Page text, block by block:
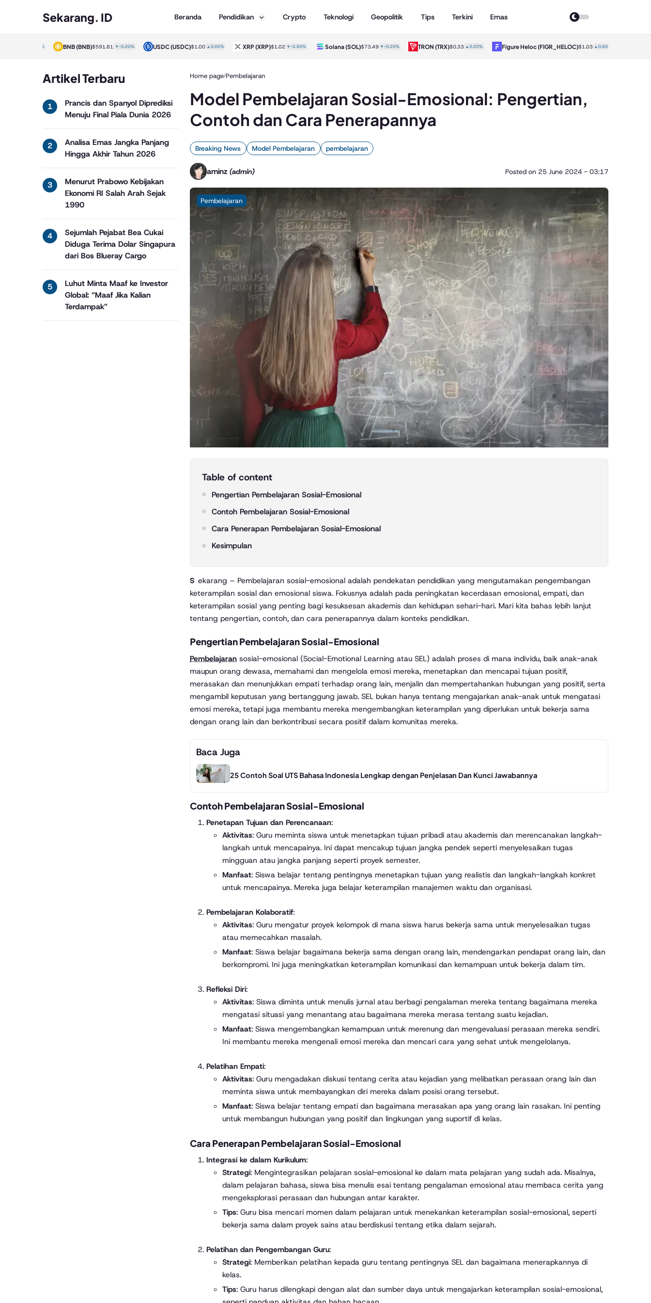
Sekarang. ID Beranda Pendidikan Crypto Teknologi Geopolitik Tips Terkini Emas
BNB(BNB)$591.81 ▼-0.20% USDC(USDC)$1.00 ▲0.00% XRP(XRP)$1.02 ▼-2.90% Solana(SOL)$73.49▼-0.20% TRON(TRX)$0.33▲0.20% Figure Heloc(FIGR_HELOC)$1.03 ▲0.80%
Artikel Terbaru
Prancis dan Spanyol Diprediksi
Menuju Final Piala Dunia 2026
Analisa Emas Jangka Panjang
Hingga Akhir Tahun 2026
Menurut Prabowo Kebijakan
Ekonomi RI Salah Arah Sejak
1990
Sejumlah Pejabat Bea Cukai
Diduga Terima Dolar Singapura
dari Bos Blueray Cargo
Luhut Minta Maaf ke Investor
Global: “Maaf Jika Kalian
Terdampak”
Home page/Pembelajaran
Model Pembelajaran Sosial-Emosional: Pengertian,
Contoh dan Cara Penerapannya
Breaking News Model Pembelajaran pembelajaran
aminz (admin) Posted on 25 June 2024 - 03:17
Pembelajaran
Table of content
Pengertian Pembelajaran Sosial-Emosional
Contoh Pembelajaran Sosial-Emosional
Cara Penerapan Pembelajaran Sosial-Emosional
Kesimpulan
Sekarang – Pembelajaran sosial-emosional adalah pendekatan pendidikan yang mengutamakan pengembangan
keterampilan sosial dan emosional siswa. Fokusnya adalah pada peningkatan kecerdasan emosional, empati, dan
keterampilan sosial yang penting bagi kesuksesan akademis dan kehidupan sehari-hari. Mari kita bahas lebih lanjut
tentang pengertian, contoh, dan cara penerapannya dalam konteks pendidikan.
Pengertian Pembelajaran Sosial-Emosional
Pembelajaran sosial-emosional (Social-Emotional Learning atau SEL) adalah proses di mana individu, baik anak-anak
maupun orang dewasa, memahami dan mengelola emosi mereka, menetapkan dan mencapai tujuan positif,
merasakan dan menunjukkan empati terhadap orang lain, menjalin dan mempertahankan hubungan yang positif, serta
mengambil keputusan yang bertanggung jawab. SEL bukan hanya tentang mengajarkan anak-anak untuk mengatasi
emosi mereka, tetapi juga membantu mereka mengembangkan keterampilan yang diperlukan untuk bekerja sama
dengan orang lain dan berkontribusi secara positif dalam komunitas mereka.
Baca Juga
25 Contoh Soal UTS Bahasa Indonesia Lengkap dengan Penjelasan Dan Kunci Jawabannya
Contoh Pembelajaran Sosial-Emosional
Penetapan Tujuan dan Perencanaan:
Aktivitas: Guru meminta siswa untuk menetapkan tujuan pribadi atau akademis dan merencanakan langkah-
langkah untuk mencapainya. Ini dapat mencakup tujuan jangka pendek seperti menyelesaikan tugas
mingguan atau jangka panjang seperti proyek semester.
Manfaat: Siswa belajar tentang pentingnya menetapkan tujuan yang realistis dan langkah-langkah konkret
untuk mencapainya. Mereka juga belajar keterampilan manajemen waktu dan organisasi.
Pembelajaran Kolaboratif:
Aktivitas: Guru mengatur proyek kelompok di mana siswa harus bekerja sama untuk menyelesaikan tugas
atau memecahkan masalah.
Manfaat: Siswa belajar bagaimana bekerja sama dengan orang lain, mendengarkan pendapat orang lain, dan
berkompromi. Ini juga meningkatkan keterampilan komunikasi dan kemampuan untuk bekerja dalam tim.
Refleksi Diri:
Aktivitas: Siswa diminta untuk menulis jurnal atau berbagi pengalaman mereka tentang bagaimana mereka
mengatasi situasi yang menantang atau bagaimana mereka merasa tentang suatu kejadian.
Manfaat: Siswa mengembangkan kemampuan untuk merenung dan mengevaluasi perasaan mereka sendiri.
Ini membantu mereka mengenali emosi mereka dan mencari cara yang sehat untuk mengelolanya.
Pelatihan Empati:
Aktivitas: Guru mengadakan diskusi tentang cerita atau kejadian yang melibatkan perasaan orang lain dan
meminta siswa untuk membayangkan diri mereka dalam posisi orang tersebut.
Manfaat: Siswa belajar tentang empati dan bagaimana merasakan apa yang orang lain rasakan. Ini penting
untuk membangun hubungan yang positif dan lingkungan yang suportif di kelas.
Cara Penerapan Pembelajaran Sosial-Emosional
Integrasi ke dalam Kurikulum:
Strategi: Mengintegrasikan pelajaran sosial-emosional ke dalam mata pelajaran yang sudah ada. Misalnya,
dalam pelajaran bahasa, siswa bisa menulis esai tentang pengalaman emosional atau membaca cerita yang
mengeksplorasi perasaan dan hubungan antar karakter.
Tips: Guru bisa mencari momen dalam pelajaran untuk menekankan keterampilan sosial-emosional, seperti
bekerja sama dalam proyek sains atau berdiskusi tentang etika dalam sejarah.
Pelatihan dan Pengembangan Guru:
Strategi: Memberikan pelatihan kepada guru tentang pentingnya SEL dan bagaimana menerapkannya di
kelas.
Tips: Guru harus dilengkapi dengan alat dan sumber daya untuk mengajarkan keterampilan sosial-emosional,